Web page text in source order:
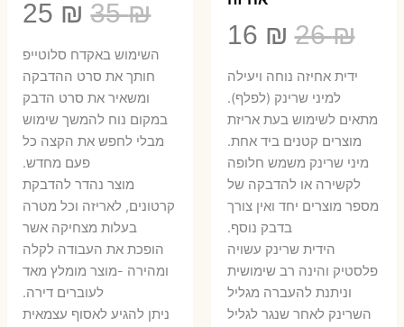
26₪
המחיר
המקורי
היה:
26 ₪.
16 ₪
הנוכחי
ידית אחיזה נוחה ויעילה
למיני שרינק (לפלף).
מתאים לשימוש בעת אריזת
מוצרים קטנים ביד אחת.
​מיני שרינק משמש חלופה
לקשירה או להדבקה של
מספר מוצרים יחד ואין צורך
בדבק נוסף.
הידית שרינק עשויה
פלסטיק והינה רב שימושית
וניתנת להעברה מגליל
השרינק לאחר שנגר לגליל
35₪
המחיר
המקורי
היה:
35 ₪.
25 ₪
₪.
השימוש באקדח סלוטייפ
חותך את סרט ההדבקה
ומשאיר את סרט הדבק
במקום נוח להמשך שימוש
מבלי לחפש את הקצה כל
פעם מחדש.
מוצר נהדר להדבקת
קרטונים, לאריזה וכל מטרה
בעלות מצחיקה אשר
הופכת את העבודה לקלה
ומהירה -מוצר מומלץ מאד
לעוברים דירה.
ניתן להגיע לאסוף עצמאית